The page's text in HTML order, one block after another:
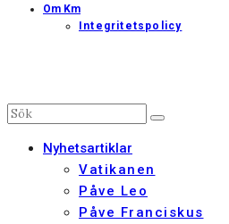
Om Km
Integritetspolicy
Nyhetsartiklar
Vatikanen
Påve Leo
Påve Franciskus